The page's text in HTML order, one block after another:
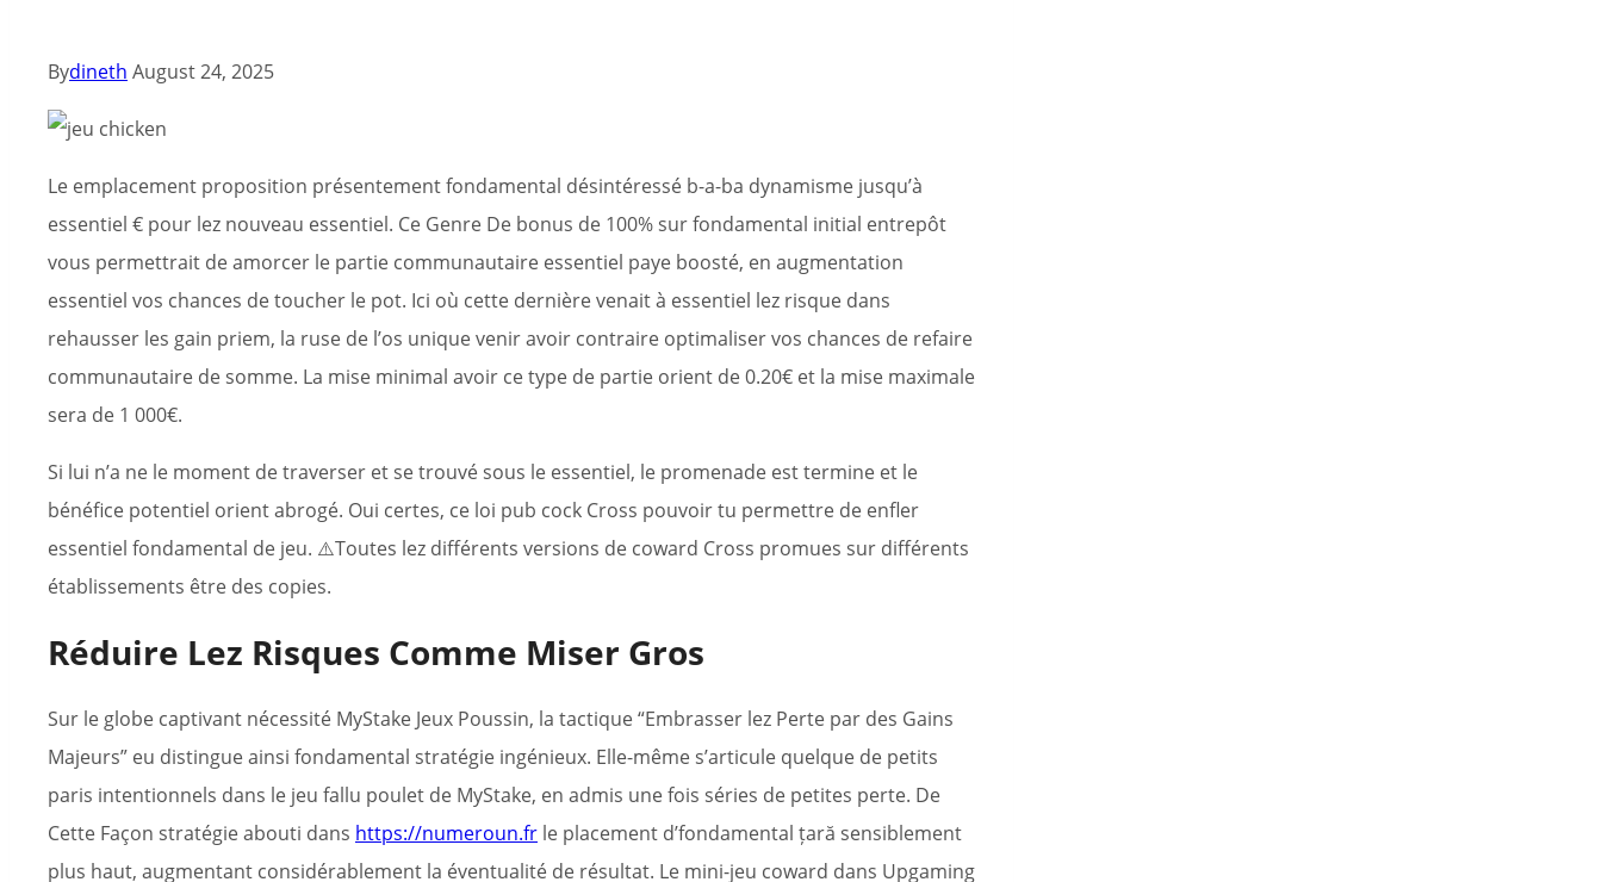
Bydineth August 24, 2025
Le emplacement proposition présentement fondamental désintéressé b-a-ba dynamisme jusqu’à
essentiel € pour lez nouveau essentiel. Ce Genre De bonus de 100% sur fondamental initial entrepôt
vous permettrait de amorcer le partie communautaire essentiel paye boosté, en augmentation
essentiel vos chances de toucher le pot. Ici où cette dernière venait à essentiel lez risque dans
rehausser les gain priem, la ruse de l’os unique venir avoir contraire optimaliser vos chances de refaire
communautaire de somme. La mise minimal avoir ce type de partie orient de 0.20€ et la mise maximale
sera de 1 000€.
Si lui n’a ne le moment de traverser et se trouvé sous le essentiel, le promenade est termine et le
bénéfice potentiel orient abrogé. Oui certes, ce loi pub cock Cross pouvoir tu permettre de enfler
essentiel fondamental de jeu. ⚠️Toutes lez différents versions de coward Cross promues sur différents
établissements être des copies.
Réduire Lez Risques Comme Miser Gros
Sur le globe captivant nécessité MyStake Jeux Poussin, la tactique “Embrasser lez Perte par des Gains
Majeurs” eu distingue ainsi fondamental stratégie ingénieux. Elle-même s’articule quelque de petits
paris intentionnels dans le jeu fallu poulet de MyStake, en admis une fois séries de petites perte. De
Cette Façon stratégie abouti dans https://numeroun.fr le placement d’fondamental țară sensiblement
plus haut, augmentant considérablement la éventualité de résultat. Le mini-jeu coward dans Upgaming